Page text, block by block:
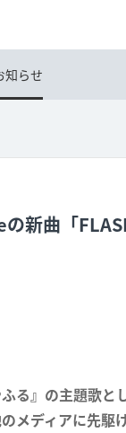
知らせ
新曲「
る』の主題歌
メディアに先